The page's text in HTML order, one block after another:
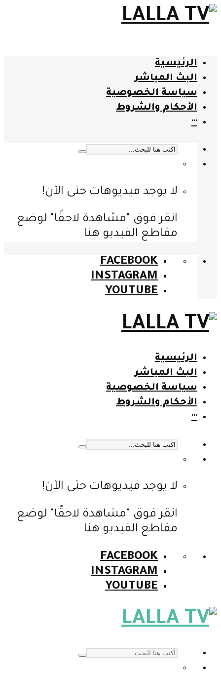
الرئيسية
البث المباشر
سياسة الخصوصية
الأحكام والشروط
···
لا يوجد فيديوهات حتى الآن!
انقر فوق "مشاهدة لاحقًا" لوضع
مقاطع الفيديو هنا
FACEBOOK
INSTAGRAM
YOUTUBE
الرئيسية
البث المباشر
سياسة الخصوصية
الأحكام والشروط
···
لا يوجد فيديوهات حتى الآن!
انقر فوق "مشاهدة لاحقًا" لوضع
مقاطع الفيديو هنا
FACEBOOK
INSTAGRAM
YOUTUBE